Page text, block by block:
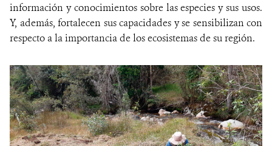
información y conocimientos sobre las especies y sus usos.
Y, además, fortalecen sus capacidades y se sensibilizan con
respecto a la importancia de los ecosistemas de su región.